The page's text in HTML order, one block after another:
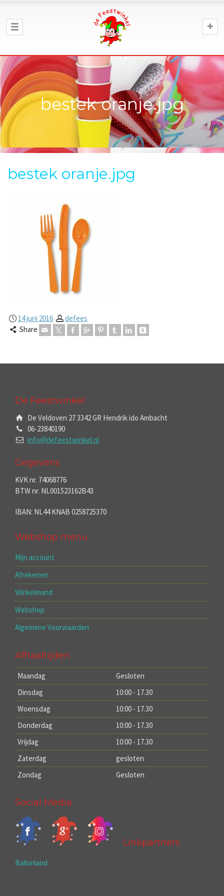
bestek oranje.jpg
bestek oranje.jpg
14 juni 2016
defees
Share
De Feestwinkel
De Veldoven 27 3342 GR Hendrik ido Ambacht
06-23840190
info@defeestwinkel.nl
Gegevens
KVK nr. 74068776
BTW nr. NL001523162B43
IBAN: NL44 KNAB 0258725370
Webshop menu
Mijn account
Afrekenen
Winkelmand
Webshop
Algemene Voorwaarden
Afhaaltijden
Maandag
Gesloten
Dinsdag
10:00 - 17.30
Woensdag
10:00 - 17.30
Donderdag
10:00 - 17.30
Vrijdag
10:00 - 17.30
Zaterdag
gesloten
Zondag
Gesloten
Social Media
Linkpartners
Ballonland